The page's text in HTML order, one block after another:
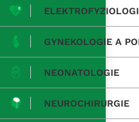
GYNEKOLOGIE A
NEONATOLOGIE
NEUROCHIRURGIE